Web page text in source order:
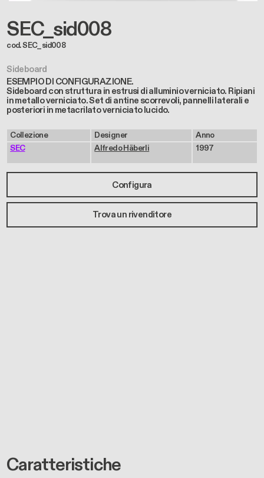
SEC_sid008
cod. SEC_sid008
Sideboard
ESEMPIO DI CONFIGURAZIONE.
Sideboard con struttura in estrusi di alluminio verniciato. Ripiani
in metallo verniciato. Set di antine scorrevoli, pannelli laterali e
posteriori in metacrilato verniciato lucido.
Collezione
SEC
Designer
Alfredo Häberli
Anno
1997
Configura
Trova un rivenditore
Caratteristiche